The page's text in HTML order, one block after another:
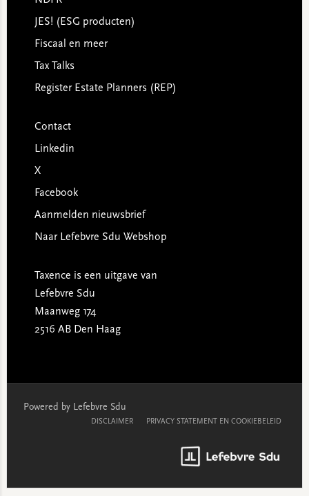
JES! (ESG producten)
Fiscaal en meer
Tax Talks
Register Estate Planners (REP)
Contact
Linkedin
X
Facebook
Aanmelden nieuwsbrief
Naar Lefebvre Sdu Webshop
Taxence is een uitgave van
Lefebvre Sdu
Maanweg 174
2516 AB Den Haag
Powered by Lefebvre Sdu
DISCLAIMER PRIVACY STATEMENT EN COOKIEBELEID